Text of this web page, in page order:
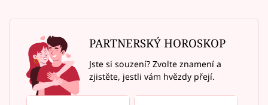
PARTNERSKÝ HOROSKOP
Jste si souzení? Zvolte znamení a
zjistěte, jestli vám hvězdy přejí.